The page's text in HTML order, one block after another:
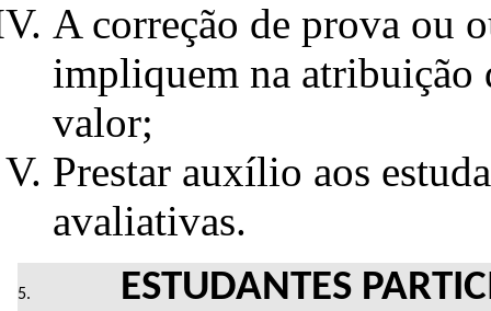
A correção de prova ou
impliquem na atribuição
valor;
Prestar auxílio aos
avaliativas.
ESTUDANTES